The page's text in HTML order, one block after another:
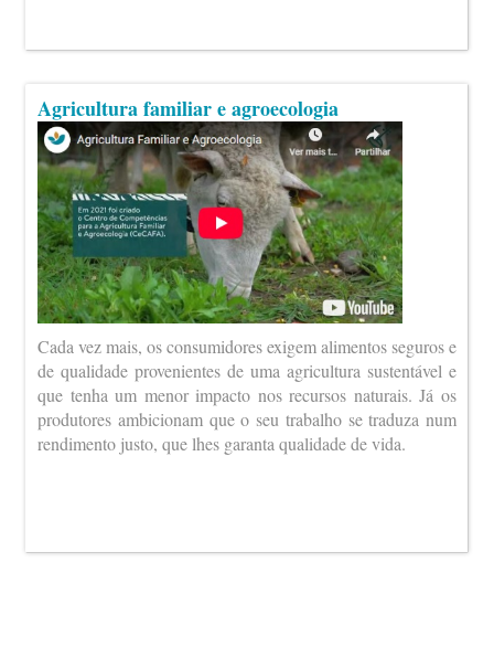
Agricultura familiar e agroecologia
Cada vez mais, os consumidores exigem alimentos seguros e
de qualidade provenientes de uma agricultura sustentável e
que tenha um menor impacto nos recursos naturais. Já os
produtores ambicionam que o seu trabalho se traduza num
rendimento justo, que lhes garanta qualidade de vida.